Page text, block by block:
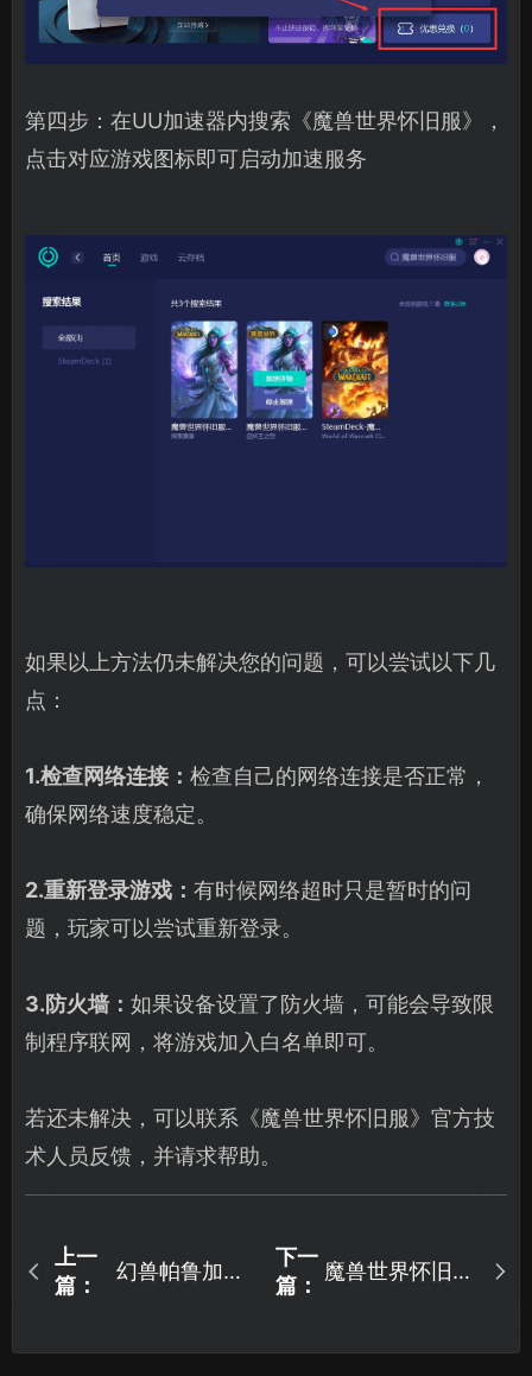
第四步：在UU加速器内搜索《魔兽世界怀旧服》，
点击对应游戏图标即可启动加速服务
如果以上方法仍未解决您的问题，可以尝试以下几
点：
1.检查网络连接： 检查自己的网络连接是否正常，
确保网络速度稳定。
2.重新登录游戏： 有时候网络超时只是暂时的问
题，玩家可以尝试重新登录。
3.防火墙： 如果设备设置了防火墙，可能会导致限
制程序联网，将游戏加入白名单即可。
若还未解决，可以联系《魔兽世界怀旧服》官方技
术人员反馈，并请求帮助。
上一
篇：
幻兽帕鲁加速
下一
篇：
魔兽世界怀旧服